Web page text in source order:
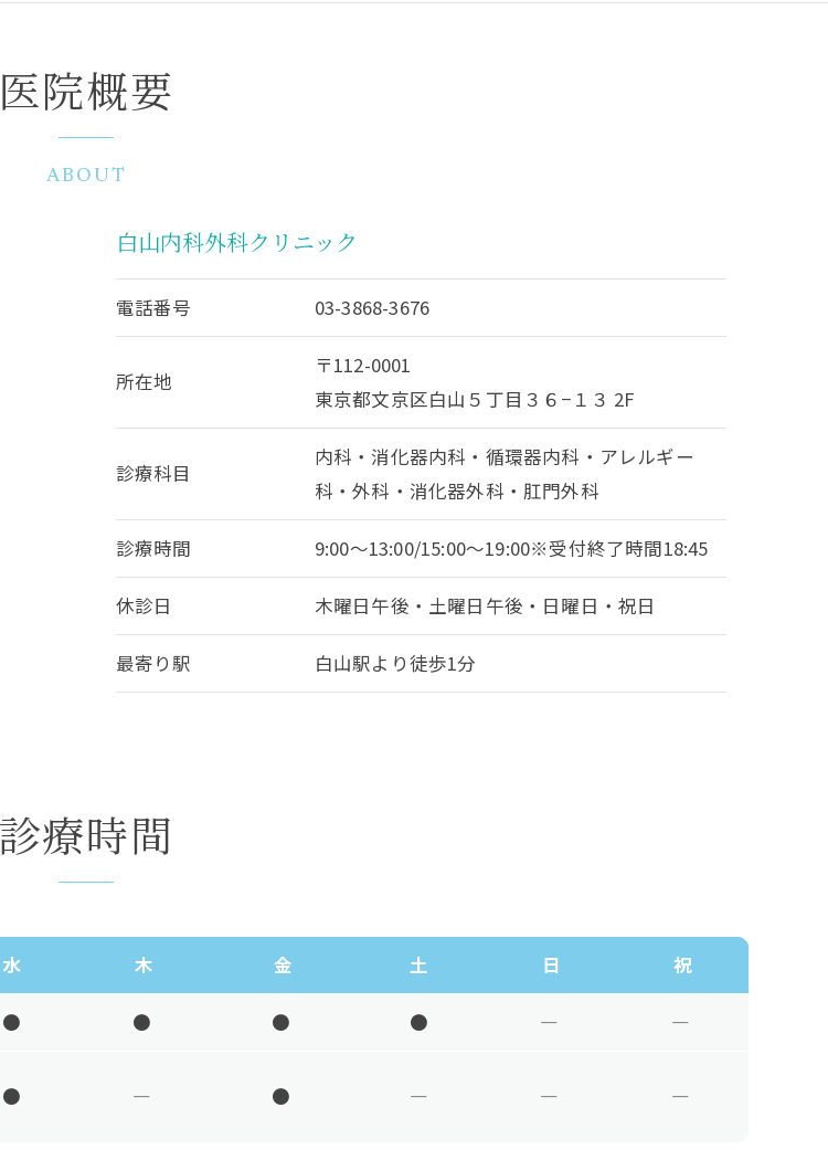
医院概要
ABOUT
白山内科外科クリニック
電話番号 03-3868-3676
所在地
〒112-0001
東京都文京区白山５丁目３６−１３ 2F
診療科目
内科・消化器内科・循環器内科・アレルギー
科・外科・消化器外科・肛門外科
診療時間 9:00～13:00/15:00～19:00※受付終了時間18:45
休診日 木曜日午後・土曜日午後・日曜日・祝日
最寄り駅 白山駅より徒歩1分
診療時間
水 木 金 土 日 祝
● ● ● ● ― ―
● ― ● ― ― ―